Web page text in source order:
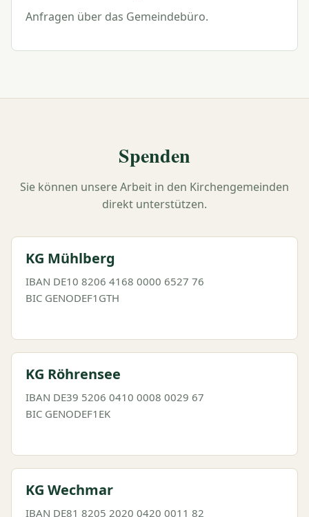
Anfragen über das Gemeindebüro.
Spenden
Sie können unsere Arbeit in den Kirchengemeinden
direkt unterstützen.
KG Mühlberg
IBAN DE10 8206 4168 0000 6527 76
BIC GENODEF1GTH
KG Röhrensee
IBAN DE39 5206 0410 0008 0029 67
BIC GENODEF1EK
KG Wechmar
IBAN DE81 8205 2020 0420 0011 82